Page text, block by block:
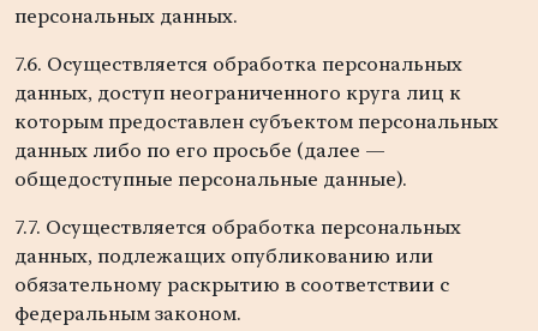
персональных данных.
7.6. Осуществляется обработка персональных
данных, доступ неограниченного круга лиц к
которым предоставлен субъектом персональных
данных либо по его просьбе (далее —
общедоступные персональные данные).
7.7. Осуществляется обработка персональных
данных, подлежащих опубликованию или
обязательному раскрытию в соответствии с
федеральным законом.